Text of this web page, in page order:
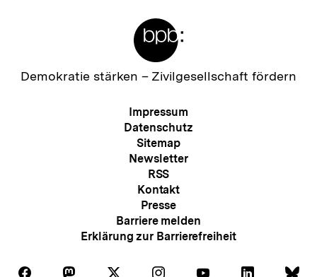
Zur
Demokratie stärken – Zivilgesellschaft fördern
Meta-
Navigation
Impressum
Datenschutz
Sitemap
Newsletter
RSS
Kontakt
Presse
Barriere melden
Erklärung zur Barrierefreiheit
Auf Auf